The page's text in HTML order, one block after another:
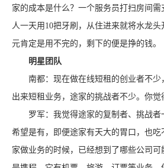
家的成本是什么？一个服务员打扫房间
人一天用10把牙刷，从住进来就将水龙头
元肯定是用不完的，剩下的便是挣的钱。
明星团队
南都：现在做在线短租的创业者不少
出来短租业务，途家的挑战者不少。你觉
罗军：我觉得途家的复制者、挑战者
希望是有，即便途家有天大的胃口，也
家做业务的时候，已经想到了哪些公司